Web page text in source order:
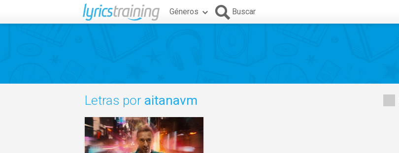
Géneros Buscar
Letras por aitanavm